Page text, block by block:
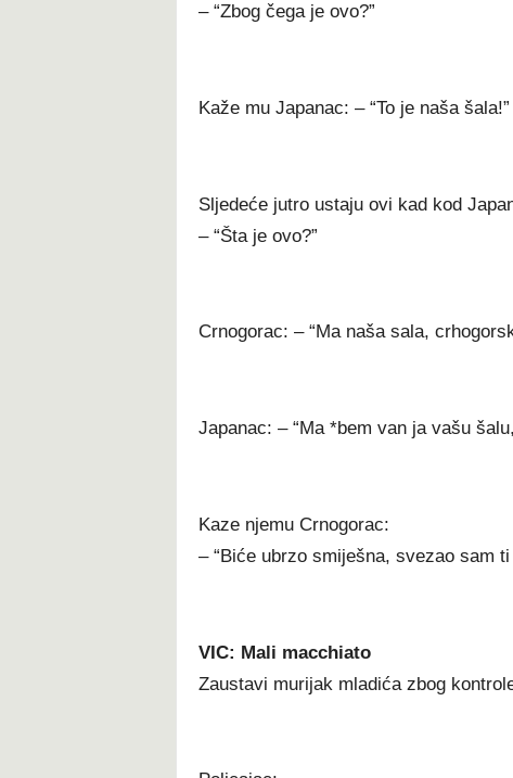
– “Zbog čega je ovo?”
Kaže mu Japanac: – “To je naša šala!”
Sljedeće jutro ustaju ovi kad kod
– “Šta je ovo?”
Crnogorac: – “Ma naša sala,
Japanac: – “Ma *bem van ja vašu
Kaze njemu Crnogorac:
– “Biće ubrzo smiješna, svezao sam
VIC: Mali macchiato
Zaustavi murijak mladića zbog